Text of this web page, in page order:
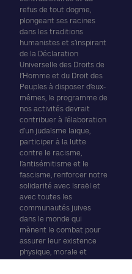
refus de tout dogme,
plongeant ses racines
dans les traditions
humanistes et s’inspirant
de la Déclaration
Universelle des Droits de
l’Homme et du Droit des
Peuples à disposer d’eux-
mêmes, le programme de
nos activités devrait
contribuer à l’élaboration
d’un judaïsme laïque,
participer à la lutte
contre le racisme,
l’antisémitisme et le
fascisme, renforcer notre
solidarité avec Israël et
avec toutes les
communautés juives
dans le monde qui
mènent le combat pour
assurer leur existence
physique, morale et